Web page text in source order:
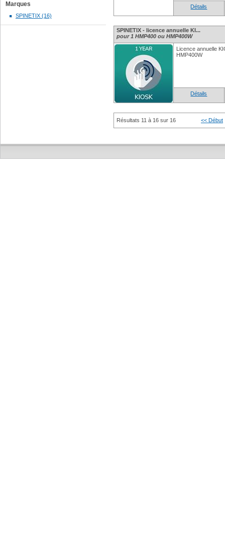
Marques
SPINETIX (16)
Détails
SPINETIX - licence annuelle KI...
pour 1 HMP400 ou HMP400W
Licence annuelle
HMP400W
Détails
Résultats 11 à 16 sur 16 << Début